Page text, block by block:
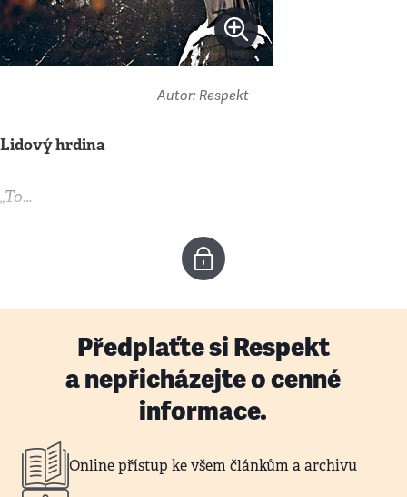
Autor: Respekt
Lidový hrdina
„To…
Předplaťte si Respekt
a nepřicházejte o cenné
informace.
Online přístup ke všem článkům a archivu